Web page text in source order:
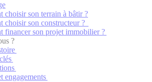
choisir son terrain à bâtir ?
choisir son constructeur ?
financer son projet immobilier ?
?
engagements